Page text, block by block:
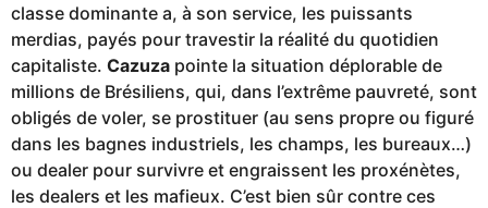
classe dominante a, à son service, les puissants
merdias, payés pour travestir la réalité du quotidien
capitaliste. Cazuza pointe la situation déplorable de
millions de Brésiliens, qui, dans l’extrême pauvreté, sont
obligés de voler, se prostituer (au sens propre ou figuré
dans les bagnes industriels, les champs, les bureaux…)
ou dealer pour survivre et engraissent les proxénètes,
les dealers et les mafieux. C’est bien sûr contre ces